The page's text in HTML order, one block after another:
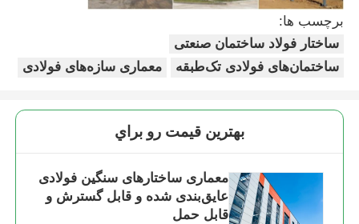
سازه فولادی سنگین
پل ساختاری فولادی
دفتر سازه فولادی
سازه فولادی چند طبقه
برچسب ها:
ساختار فولاد ساختمان صنعتی
ساختمان‌های فولادی تک‌طبقه
معماری سازه‌های فولادی
بهترين قيمت رو براي
معماری ساختارهای سنگین فولادی
عایق‌بندی شده و قابل گسترش و
قابل حمل